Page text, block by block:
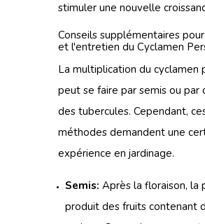
stimuler une nouvelle
Conseils supplémentaires
et l'entretien du Cyclamen
La multiplication du cyclamen
peut se faire par semis ou par
des tubercules. Cependant,
méthodes demandent une
expérience en jardinage.
Semis: Après la floraison, la
produit des fruits contenant